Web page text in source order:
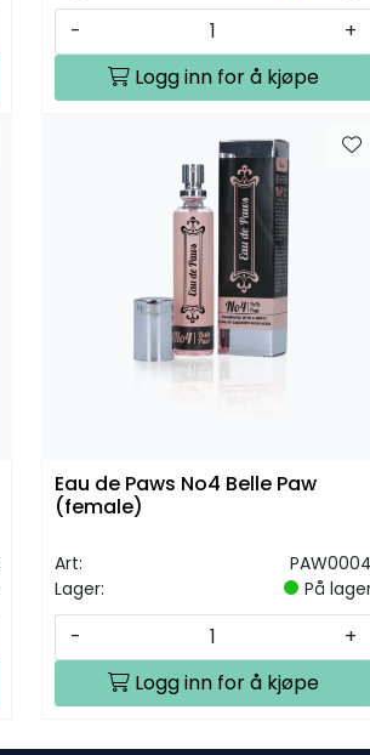
-
+
Logg inn for å kjøpe
Eau de Paws No4 Belle Paw
(female)
Art:
Lager:
På
-
+
Logg inn for å kjøpe